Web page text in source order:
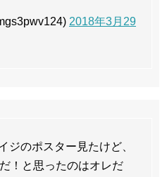
2018年3月29
ジのポスター見たけど、
！と思ったのはオレだ